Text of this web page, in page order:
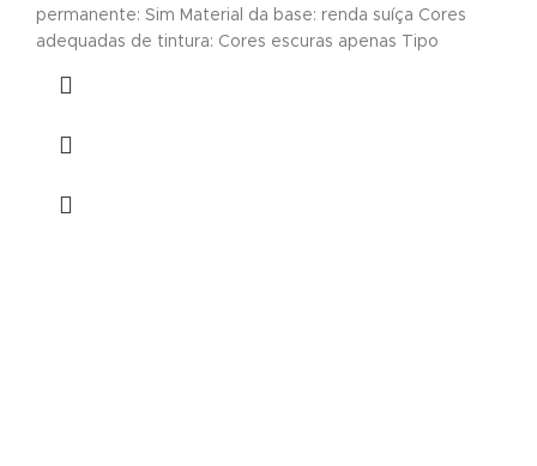
permanente: Sim Material da base: renda suíça Cores
adequadas de tintura: Cores escuras apenas Tipo